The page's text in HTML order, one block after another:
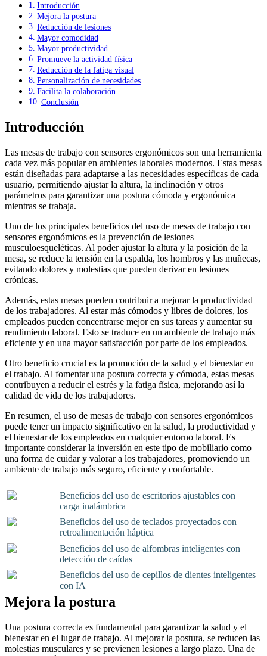
Introducción
Mejora la postura
Reducción de lesiones
Mayor comodidad
Mayor productividad
Promueve la actividad física
Reducción de la fatiga visual
Personalización de necesidades
Facilita la colaboración
Conclusión
Introducción
Las mesas de trabajo con sensores ergonómicos son una herramienta
cada vez más popular en ambientes laborales modernos. Estas mesas
están diseñadas para adaptarse a las necesidades específicas de cada
usuario, permitiendo ajustar la altura, la inclinación y otros
parámetros para garantizar una postura cómoda y ergonómica
mientras se trabaja.
Uno de los principales beneficios del uso de mesas de trabajo con
sensores ergonómicos es la prevención de lesiones
musculoesqueléticas. Al poder ajustar la altura y la posición de la
mesa, se reduce la tensión en la espalda, los hombros y las muñecas,
evitando dolores y molestias que pueden derivar en lesiones
crónicas.
Además, estas mesas pueden contribuir a mejorar la productividad
de los trabajadores. Al estar más cómodos y libres de dolores, los
empleados pueden concentrarse mejor en sus tareas y aumentar su
rendimiento laboral. Esto se traduce en un ambiente de trabajo más
eficiente y en una mayor satisfacción por parte de los empleados.
Otro beneficio crucial es la promoción de la salud y el bienestar en
el trabajo. Al fomentar una postura correcta y cómoda, estas mesas
contribuyen a reducir el estrés y la fatiga física, mejorando así la
calidad de vida de los trabajadores.
En resumen, el uso de mesas de trabajo con sensores ergonómicos
puede tener un impacto significativo en la salud, la productividad y
el bienestar de los empleados en cualquier entorno laboral. Es
importante considerar la inversión en este tipo de mobiliario como
una forma de cuidar y valorar a los trabajadores, promoviendo un
ambiente de trabajo más seguro, eficiente y confortable.
Beneficios del uso de escritorios ajustables con
carga inalámbrica
Beneficios del uso de teclados proyectados con
retroalimentación háptica
Beneficios del uso de alfombras inteligentes con
detección de caídas
Beneficios del uso de cepillos de dientes inteligentes
con IA
Mejora la postura
Una postura correcta es fundamental para garantizar la salud y el
bienestar en el lugar de trabajo. Al mejorar la postura, se reducen las
molestias musculares y se previenen lesiones a largo plazo. Una de